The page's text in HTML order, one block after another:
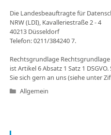
Die Landesbeauftragte für
NRW (LDI), Kavalleriestraße 2 ‐ 4
40213 Düsseldorf
Telefon: 0211/384240 7.
Rechtsgrundlage
ist Artikel 6 Absatz 1 Satz 1
Sie sich gern an uns (siehe unter
Kategorien
Allgemein